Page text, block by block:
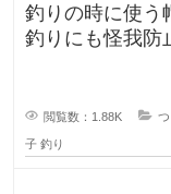
釣りの時に使う
釣りにも怪我防
閲覧数：1.88K
子 釣り